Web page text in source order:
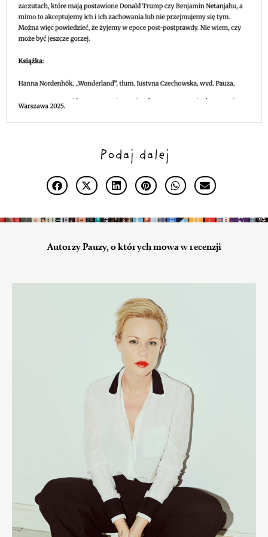
Podaj dalej
Autorzy Pauzy, o których mowa w recenzji